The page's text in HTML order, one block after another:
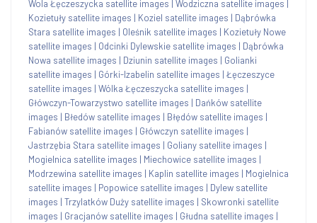
Wola Łęczeszycka satellite images Wodziczna satellite images
Kozietuły satellite images | Koziel satellite images | Dąbrówka
Stara satellite images | Oleśnik satellite images | Kozietuły Nowe
satellite images | Odcinki Dylewskie satellite images | Dąbrówka
Nowa satellite images | Dziunin satellite images | Golianki
satellite images | Górki-Izabelin satellite images | Łęczeszyce
satellite images | Wólka Łęczeszycka satellite images |
Główczyn-Towarzystwo satellite images | Dańków satellite
images | Błedów satellite images | Błędów satellite images |
Fabianów satellite images | Główczyn satellite images |
Jastrzębia Stara satellite images | Goliany satellite images |
Mogielnica satellite images | Miechowice satellite images |
Modrzewina satellite images | Kaplin satellite images | Mogielnica
satellite images | Popowice satellite images | Dylew satellite
images | Trzylatków Duży satellite images | Skowronki satellite
images | Gracjanów satellite images | Głudna satellite images |